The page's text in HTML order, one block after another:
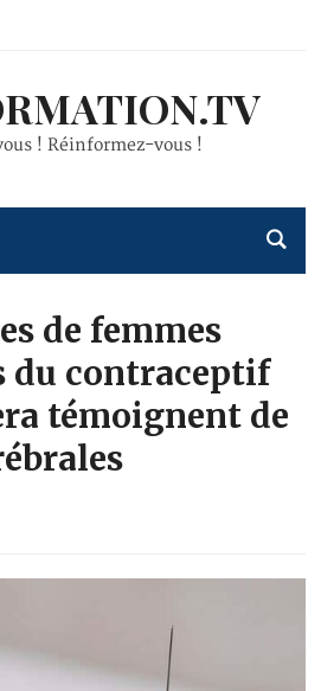
! Réinformez-vous !
de femmes
contraceptif
témoignent de